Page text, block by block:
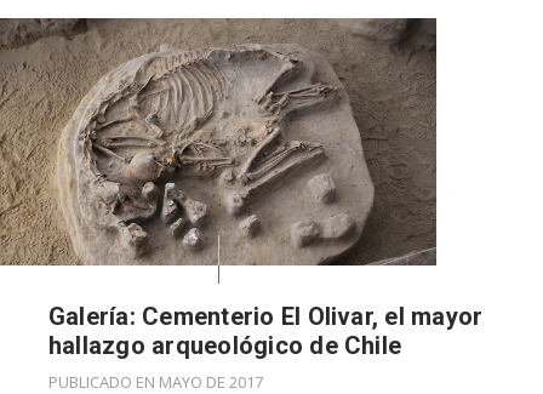
Galería: Cementerio El Olivar, el mayor
hallazgo arqueológico de Chile
PUBLICADO EN MAYO DE 2017